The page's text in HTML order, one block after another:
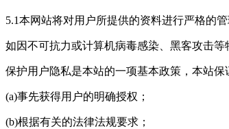
5.1本网站将对用户所提供的资料进行严格的
如因不可抗力或计算机病毒感染、黑客攻击
保护用户隐私是本站的一项基本政策，本站
(a)事先获得用户的明确授权；
(b)根据有关的法律法规要求；